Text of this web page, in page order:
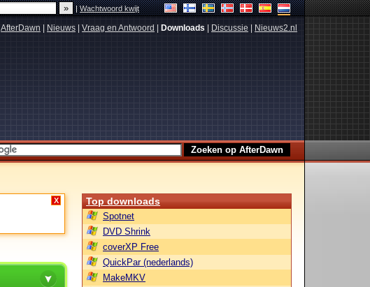
|Wachtwoord kwijt
AfterDawn Nieuws Vraag en Antwoord Downloads Discussie Nieuws2.nl
X Top downloads
Spotnet
DVD Shrink
coverXP Free
QuickPar (nederlands)
MakeMKV